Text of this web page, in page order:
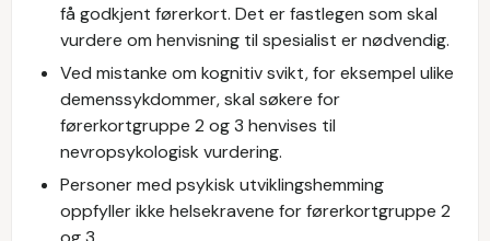
få godkjent førerkort. Det er fastlegen som skal
vurdere om henvisning til spesialist er nødvendig.
Ved mistanke om kognitiv svikt, for eksempel ulike
demenssykdommer, skal søkere for
førerkortgruppe 2 og 3 henvises til
nevropsykologisk vurdering.
Personer med psykisk utviklingshemming
oppfyller ikke helsekravene for førerkortgruppe 2